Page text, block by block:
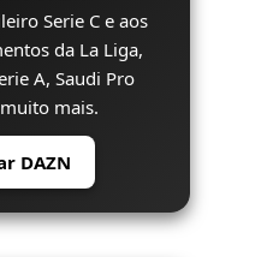
Serie C e aos
da La Liga,
A, Saudi Pro
mais.
DAZN